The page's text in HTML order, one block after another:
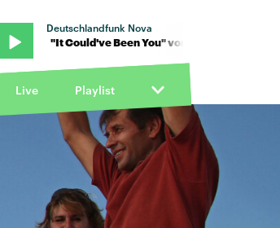
Deutschlandfunk Nova
Been You" von Hannah Grae · "It Could've
Live Playlist